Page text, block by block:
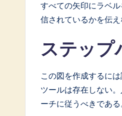
すべての矢印にラベ
信されているかを伝
ステップ
この図を作成するに
ツールは存在しない
ーチに従うべきである